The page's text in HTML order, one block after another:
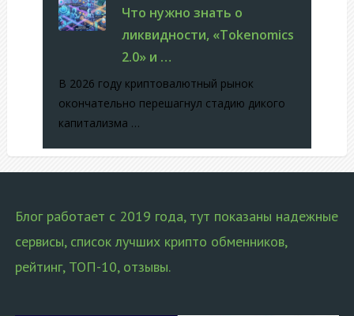
Что нужно знать о
ликвидности, «Tokenomics
2.0» и …
В 2026 году криптовалютный рынок
окончательно перешагнул стадию дикого
капитализма …
Блог работает с 2019 года, тут показаны надежные
сервисы, список лучших крипто обменников,
рейтинг, ТОП-10, отзывы.